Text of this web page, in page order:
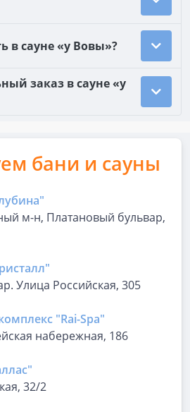
в сауне «у Вовы»?
заказ в сауне «у
бани и сауны
м-н, Платановый бульвар,
Улица Российская, 305
"Rai-Spa"
набережная, 186
32/2